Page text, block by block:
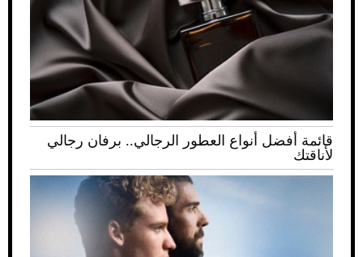
قائمة أفضل أنواع العطور الرجالي.. برفان رجالي
لأناقتك